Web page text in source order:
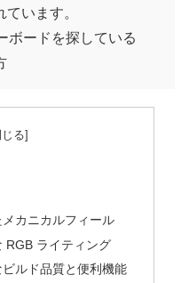
います。
ボードを探している
カニカルフィール
RGB ライティング
ルド品質と便利機能